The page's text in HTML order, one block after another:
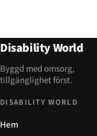
Disability World
Byggd med omsorg,
tillgänglighet först.
DISABILITY WORLD
Hem